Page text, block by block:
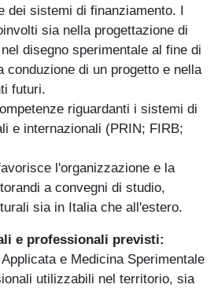
dei sistemi di finanziamento. I
sia nella progettazione di
disegno sperimentale al fine di
conduzione di un progetto e nella
futuri.
riguardanti i sistemi di
e internazionali (PRIN; FIRB;
l'organizzazione e la
a convegni di studio,
sia in Italia che all'estero.
e professionali previsti:
e Medicina Sperimentale
utilizzabili nel territorio, sia